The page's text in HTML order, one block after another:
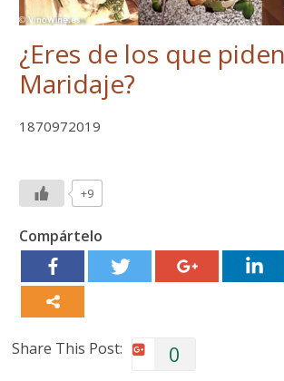
¿Eres de los que piden
Maridaje?
1870972019
+9
Compártelo
Share This Post: 0